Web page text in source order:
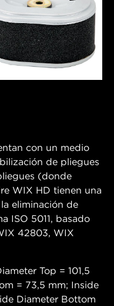
con un medio
de pliegues
(donde
WIX HD tienen una
eliminación de
ISO 5011, basado
42803, WIX
Top = 101,5
= 73,5 mm; Inside
Diameter Bottom